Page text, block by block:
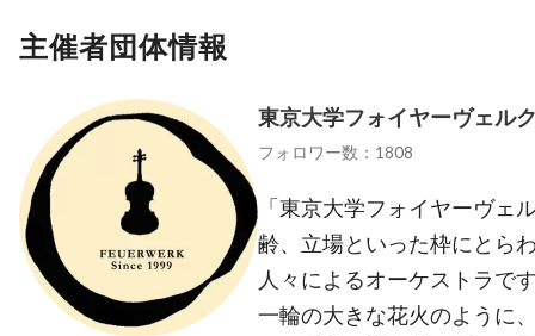
主催者団体情報
東京大学フォイヤーヴェル
フォロワー数：1808
「東京大学フォイヤーヴェ
齢、立場といった枠にとら
人々によるオーケストラで
一輪の大きな花火のように